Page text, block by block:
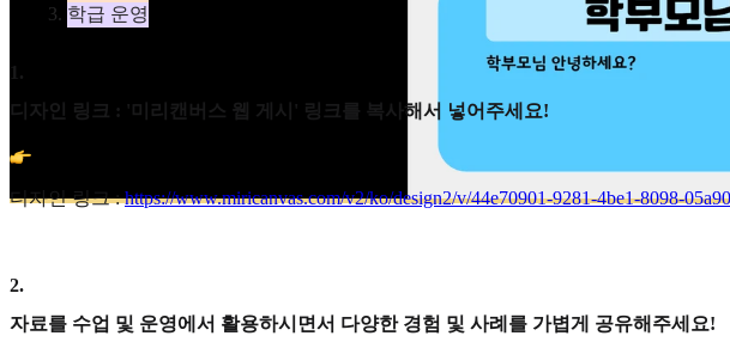
학급 운영
1 .
디자인 링크 : '미리캔버스 웹 게시' 링크를 복사해서 넣어주세요!
디자인 링크 :https://www.miricanvas.com/v2/ko/design2/v/44e70901-9281-4be1-8098-
2.
자료를 수업 및 운영에서 활용하시면서 다양한 경험 및 사례를 가볍게 공유해주세요!